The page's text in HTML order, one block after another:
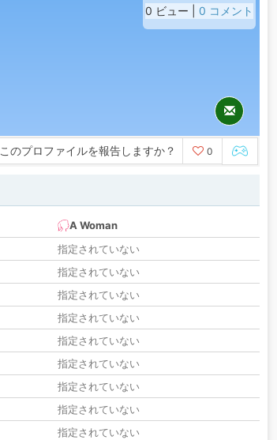
0 ビュー | 0 コメント
このプロファイルを報告しますか？ 0
A Woman
指定されていない
指定されていない
指定されていない
指定されていない
指定されていない
指定されていない
指定されていない
指定されていない
指定されていない